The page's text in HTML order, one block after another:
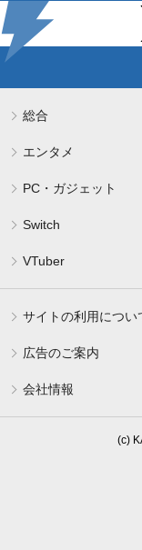
総合
エンタメ
PC・ガジェット
Switch
VTuber
サイトの利用につい
広告のご案内
会社情報
(c)